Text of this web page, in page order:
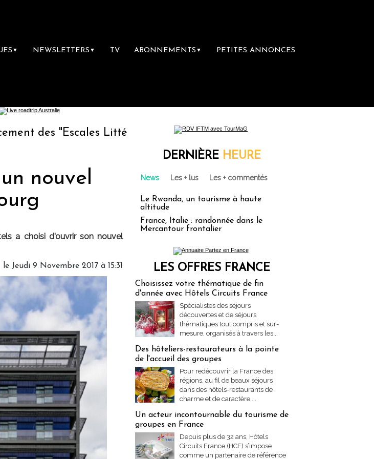
▼ NEWSLETTERS ▼ TV ABONNEMENTS ▼ PETITES ANNONCES
"Escales Littéraires", la première librairie du voyage
nouvel
a choisi d'ouvrir son nouvel
le Jeudi 9 Novembre 2017 à 15:31
DERNIÈRE HEURE
News Les + lus Les + commentés
Le Rwanda, un tourisme à haute
altitude
France, Italie : randonnée dans le
Mercantour frontalier
LES OFFRES FRANCE
Choisissez votre thématique de fin
d'année avec Hôtels Circuits France
Spécialistes des séjours
découvertes et de séjours
thématiques tout compris et sur-
mesure, organisés à travers les...
Des hôteliers-restaurateurs à la pointe
de l'accueil des groupes
Pour redécouvrir la France des
régions, au fil de beaux séjours
dans des hôtels-restaurants de
charme et de caractère....
Un acteur incontournable du tourisme de
groupes en France
Depuis plus de 32 ans, Hôtels
Circuits France (HCF) s’impose
comme un partenaire de référence